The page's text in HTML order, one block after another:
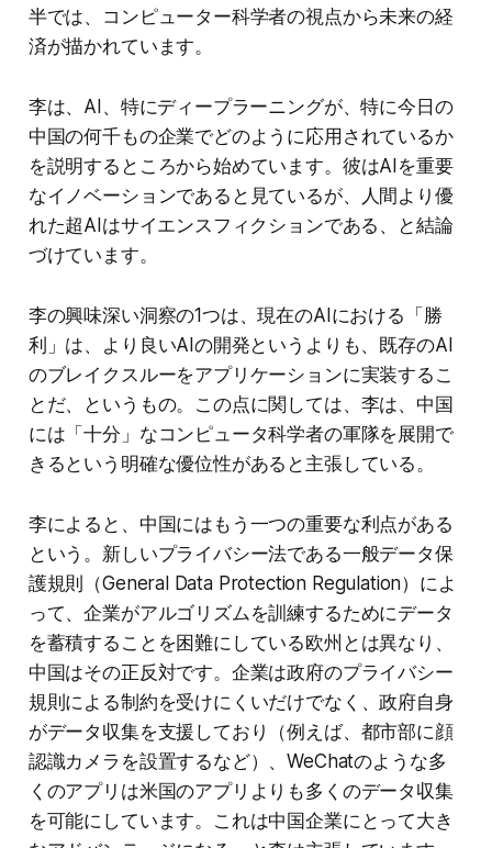
半では、コンピューター科学者の視点から未来の経
済が描かれています。
李は、AI、特にディープラーニングが、特に今日の
中国の何千もの企業でどのように応用されているか
を説明するところから始めています。彼はAIを重要
なイノベーションであると見ているが、人間より優
れた超AIはサイエンスフィクションである、と結論
づけています。
李の興味深い洞察の1つは、現在のAIにおける「勝
利」は、より良いAIの開発というよりも、既存のAI
のブレイクスルーをアプリケーションに実装するこ
とだ、というもの。この点に関しては、李は、中国
には「十分」なコンピュータ科学者の軍隊を展開で
きるという明確な優位性があると主張している。
李によると、中国にはもう一つの重要な利点がある
という。新しいプライバシー法である一般データ保
護規則（General Data Protection Regulation）によ
って、企業がアルゴリズムを訓練するためにデータ
を蓄積することを困難にしている欧州とは異なり、
中国はその正反対です。企業は政府のプライバシー
規則による制約を受けにくいだけでなく、政府自身
がデータ収集を支援しており（例えば、都市部に顔
認識カメラを設置するなど）、WeChatのような多
くのアプリは米国のアプリよりも多くのデータ収集
を可能にしています。これは中国企業にとって大き